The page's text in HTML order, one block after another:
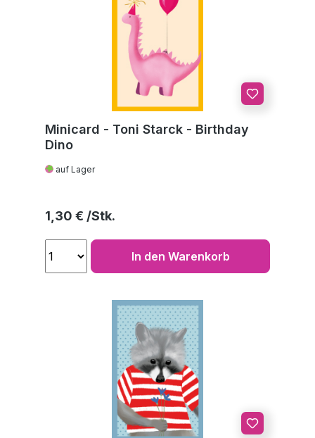
Minicard - Toni Starck - Birthday
Dino
auf Lager
Regulärer Preis:
1,30 €
In den Warenkorb